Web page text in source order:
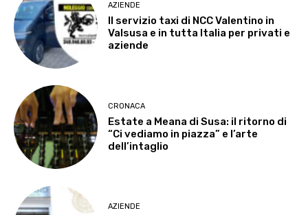
AZIENDE
Il servizio taxi di NCC Valentino in
Valsusa e in tutta Italia per privati e
aziende
CRONACA
Estate a Meana di Susa: il ritorno di
“Ci vediamo in piazza” e l’arte
dell’intaglio
AZIENDE